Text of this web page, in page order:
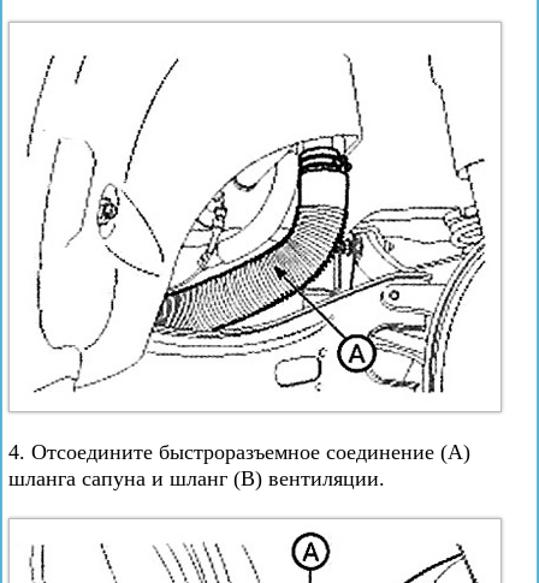
4. Отсоедините быстроразъемное соединение (А)
шланга сапуна и шланг (В) вентиляции.